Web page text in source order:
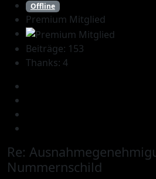
Offline
Premium Mitglied
Beiträge: 153
Thanks: 4
Re:
Nummernschild